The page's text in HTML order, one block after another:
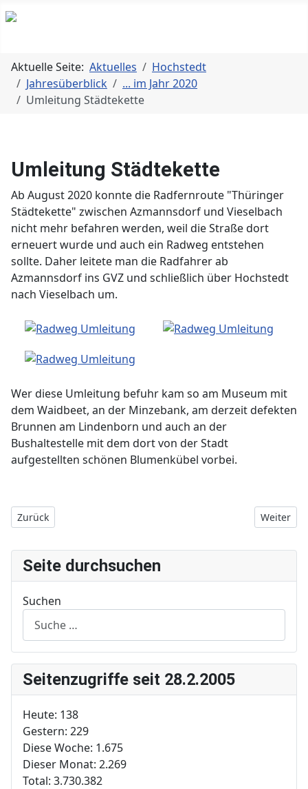
Aktuelle Seite: Aktuelles
Hochstedt
Jahresüberblick
... im Jahr 2020
Umleitung Städtekette
Umleitung Städtekette
Ab August 2020 konnte die Radfernroute "Thüringer
Städtekette" zwischen Azmannsdorf und Vieselbach
nicht mehr befahren werden, weil die Straße dort
erneuert wurde und auch ein Radweg entstehen
sollte. Daher leitete man die Radfahrer ab
Azmannsdorf ins GVZ und schließlich über Hochstedt
nach Vieselbach um.
Wer diese Umleitung befuhr kam so am Museum mit
dem Waidbeet, an der Minzebank, am derzeit defekten
Brunnen am Lindenborn und auch an der
Bushaltestelle mit dem dort von der Stadt
aufgestellten schönen Blumenkübel vorbei.
Vorheriger Beitrag: Straßenbau in der Sömmerdaer Straße
Zurück Nächster
Weiter
Seite durchsuchen
Suchen
Seitenzugriffe seit 28.2.2005
Heute: 138
Gestern: 229
Diese Woche: 1.675
Dieser Monat: 2.269
Total: 3.730.382